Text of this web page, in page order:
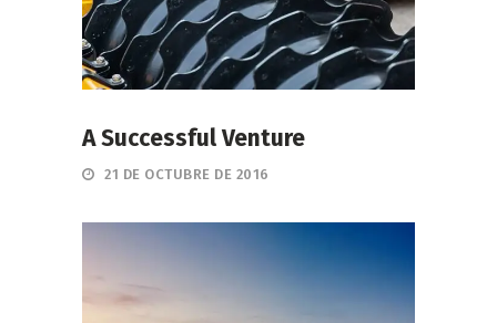
A Successful Venture
21 DE OCTUBRE DE 2016